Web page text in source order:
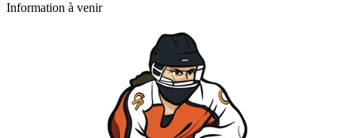
Information à venir